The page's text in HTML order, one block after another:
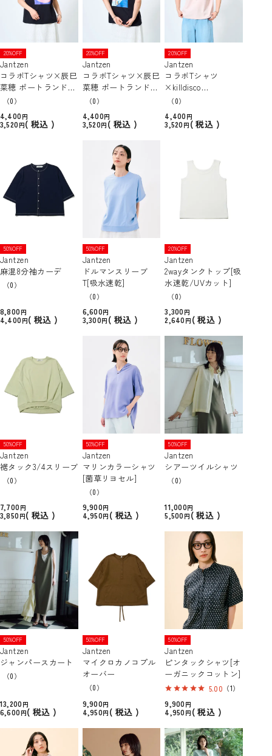
20%OFF
Jantzen
コラボTシャツ×辰巳
菜穂 ポートランドフ
ロントプリントT [吸
（0）
4,400
3,520
税込
20%OFF
Jantzen
コラボTシャツ×辰巳
菜穂 ポートランドバ
ックプリントT [吸水
（0）
4,400
3,520
税込
20%OFF
Jantzen
コラボTシャツ
×killdisco
浮き輪とダイビング
速乾/UVカット]
（0）
4,400
3,520
税込
50%OFF
Jantzen
麻混8分袖カーデ
（0）
8,800
4,400
税込
50%OFF
Jantzen
ドルマンスリーブ
T[吸水速乾]
（0）
6,600
3,300
税込
20%OFF
Jantzen
2wayタンクトップ[吸
水速乾/UVカット]
（0）
3,300
2,640
税込
50%OFF
Jantzen
裾タック3/4スリーブ
（0）
7,700
3,850
税込
50%OFF
Jantzen
マリンカラーシャツ
[菌草リヨセル]
（0）
9,900
4,950
税込
50%OFF
Jantzen
シアーツイルシャツ
（0）
11,000
5,500
税込
50%OFF
Jantzen
ジャンパースカート
（0）
13,200
6,600
税込
50%OFF
Jantzen
マイクロカノコプル
オーバー
（0）
9,900
4,950
税込
50%OFF
Jantzen
ピンタックシャツ[オ
ーガニックコットン]
5.00 （1）
9,900
4,950
税込